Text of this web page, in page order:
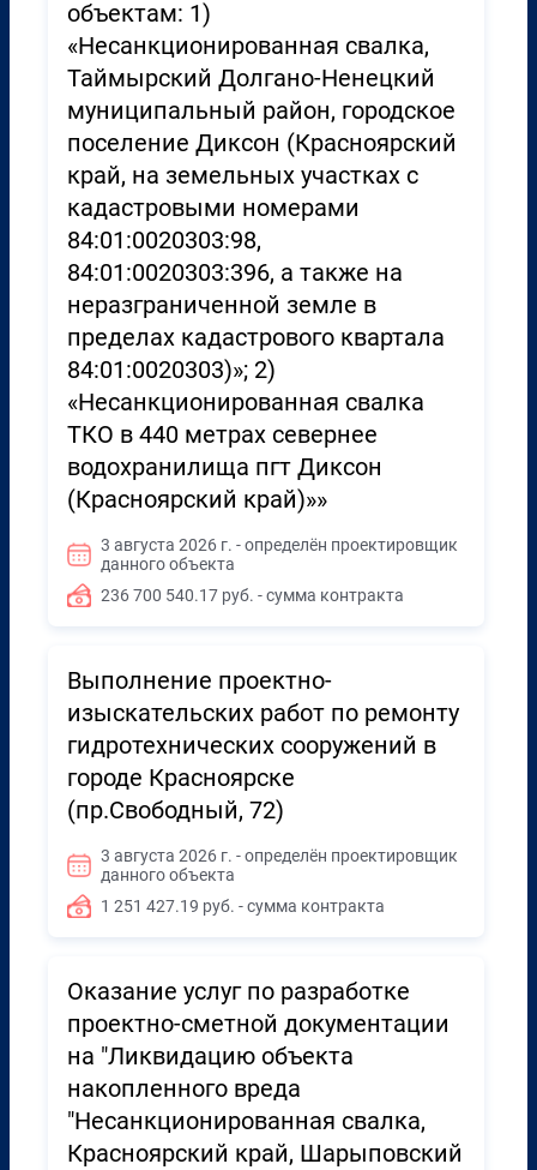
объектам: 1)
«Несанкционированная свалка,
Таймырский Долгано-Ненецкий
муниципальный район, городское
поселение Диксон (Красноярский
край, на земельных участках с
кадастровыми номерами
84:01:0020303:98,
84:01:0020303:396, а также на
неразграниченной земле в
пределах кадастрового квартала
84:01:0020303)»; 2)
«Несанкционированная свалка
ТКО в 440 метрах севернее
водохранилища пгт Диксон
(Красноярский край)»»
3 августа 2026 г. - определён проектировщик
данного объекта
236 700 540.17 руб. - сумма контракта
Выполнение проектно-
изыскательских работ по ремонту
гидротехнических сооружений в
городе Красноярске
(пр.Свободный, 72)
3 августа 2026 г. - определён проектировщик
данного объекта
1 251 427.19 руб. - сумма контракта
Оказание услуг по разработке
проектно-сметной документации
на "Ликвидацию объекта
накопленного вреда
"Несанкционированная свалка,
Красноярский край, Шарыповский